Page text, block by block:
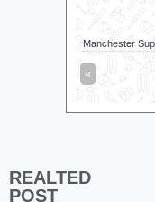
Manchester
«
REALTED
POST